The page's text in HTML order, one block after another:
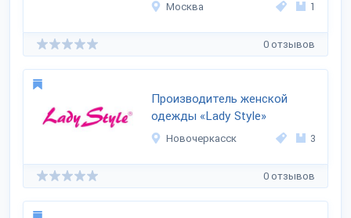
Москва 1
0 отзывов
Производитель женской
одежды «Lady Style»
Новочеркасск 3
0 отзывов